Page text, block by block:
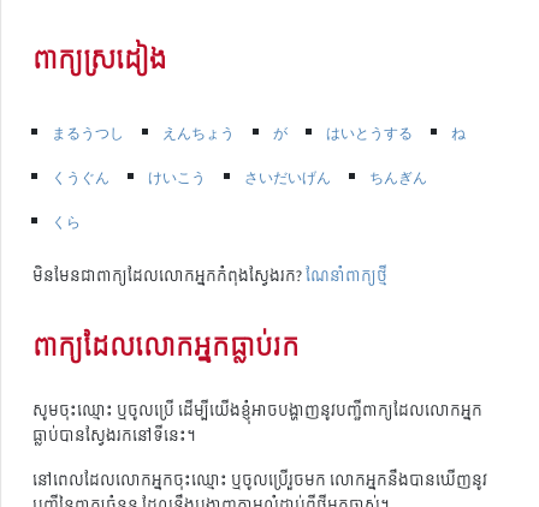
ពាក្យស្រដៀង
まるうつし えんちょう が はいとうする
ね
くうぐん
けいこう さいだいげん
ちんぎん
くら
មិនមែនជាពាក្យដែលលោកអ្នកកំពុងស្វែងរក?ណែនាំពាក្យថ្មី
ពាក្យដែលលោកអ្នកធ្លាប់រក
សូមចុះឈ្មោះ ឬចូលប្រើ ដើម្បីយើងខ្ញុំអាចបង្ហាញនូវបញ្ជីពាក្យដែលលោកអ្នក
ធ្លាប់បានស្វែងរកនៅទីនេះ។
នៅពេលដែលលោកអ្នកចុះឈ្មោះ ឬចូលប្រើរួចមក លោកអ្នកនឹងបានឃើញនូវ